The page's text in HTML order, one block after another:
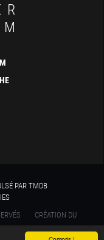
PAR TMDB
CRÉATION DU